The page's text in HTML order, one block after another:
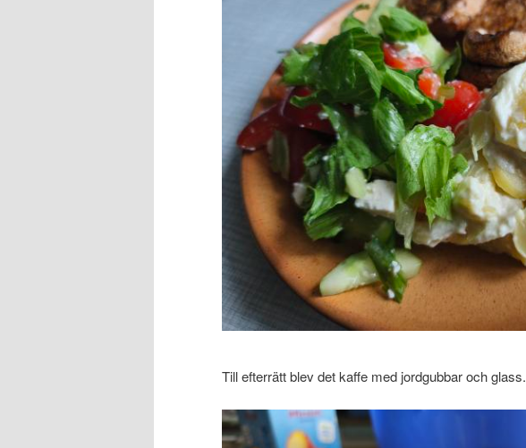
Till efterrätt blev det kaffe med jordgubbar och glass.